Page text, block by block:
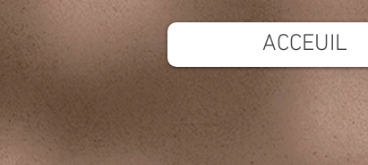
ACCEUIL